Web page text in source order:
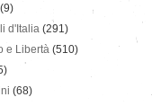
(9)
d'Italia (291)
e Libertà (510)
(68)